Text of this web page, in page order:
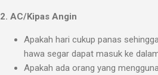
2. AC/Kipas Angin
Apakah hari cukup panas
hawa segar dapat masuk ke
Apakah ada orang yang